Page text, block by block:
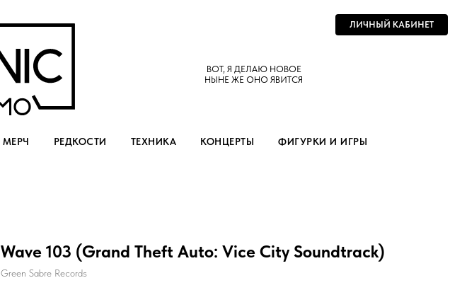
ВОТ, Я ДЕЛАЮ НОВОЕ
НЫНЕ ЖЕ ОНО ЯВИТСЯ
МЕРЧ РЕДКОСТИ ТЕХНИКА КОНЦЕРТЫ ФИГУРКИ И ИГРЫ
ЛИЧНЫЙ КАБИНЕТ
Wave 103 (Grand Theft Auto: Vice City Soundtrack)
Green Sabre Records